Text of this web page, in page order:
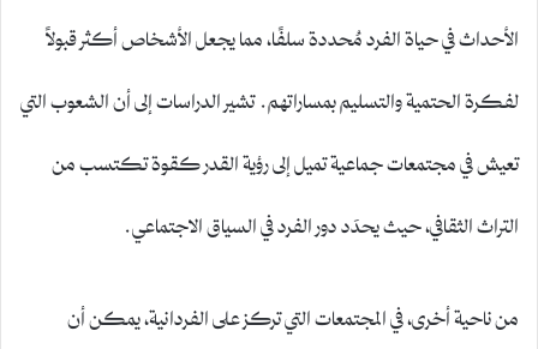
الأحداث في حياة الفرد مُحددة سلفًا، مما يجعل الأشخاص أكثر قبولاً
لفكرة الحتمية والتسليم بمساراتهم. تشير الدراسات إلى أن الشعوب التي
تعيش في مجتمعات جماعية تميل إلى رؤية القدر كقوة تكتسب من
التراث الثقافي، حيث يحدَد دور الفرد في السياق الاجتماعي.
من ناحية أخرى، في المجتمعات التي تركز على الفردانية، يمكن أن